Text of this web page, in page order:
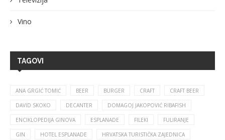
Vino
TAGOVI
ANA GRGIĆ TOMIĆ BEER BURGER CRAFT CRAFT BEER
DAVID SKOKO DECANTER DOMAGOJ JAKOPOVIĆ RIBAFISH
ENCIKLOPEDIJA GINOVA ESPLANADE FILEKI FULIRANJE
GIN HOTEL ESPLANADE HRVATSKA TURISTIČKA ZAJEDNICA